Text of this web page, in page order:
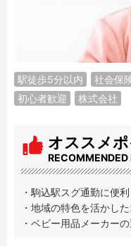
駅徒歩5分以内 社会保
初心者歓迎
株式会社
オススメ
RECOMMENDED
・駒込駅スグ通勤に便利
・地域の特色を活かし
・ベビー用品メーカー
施設形態
公立保育園
小規模認可保育園
病院内保育所
学童保育施設
子育て支援センタ
放課後等デイサー